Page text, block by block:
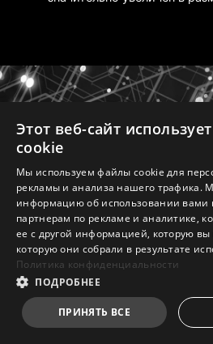
Для системного
Поддерживает
автоматическое
обнаружение
Охлаждение Frozr AI
температуры процессора
Система искусственного
TRILINK
СЕТЬ
ИНТЕРФЕЙСЫ
Этот веб-сайт
cookie
Мы используем файлы cookie для
рекламы и анализа нашего трафика.
информацию об использовании
партнерам по рекламе и аналитике,
ее с другой информацией, которую
которую они собрали в результате
Политика конфиденциальности
ПОДРОБНЕЕ
ПРИНЯТЬ ВСЕ